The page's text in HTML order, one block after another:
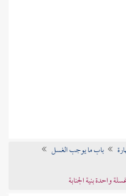
باب ما يوجب الغسل
واحدة بنية الجنابة